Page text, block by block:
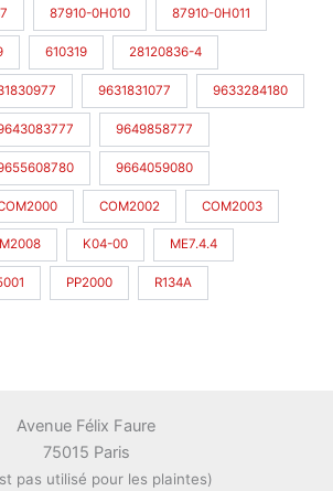
87910-0H010 87910-0H011
610319 28120836-4
9631831077 9633284180
9649858777
9664059080
COM2002 COM2003
K04-00 ME7.4.4
PP2000 R134A
Avenue Félix Faure
75015 Paris
pas utilisé pour les plaintes)